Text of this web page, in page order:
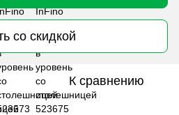
со скидкой
К сравнению